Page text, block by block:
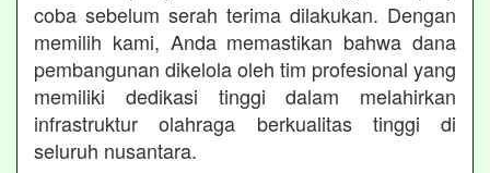
coba sebelum serah terima dilakukan. Dengan
memilih kami, Anda memastikan bahwa dana
pembangunan dikelola oleh tim profesional yang
memiliki dedikasi tinggi dalam melahirkan
infrastruktur olahraga berkualitas tinggi di
seluruh nusantara.